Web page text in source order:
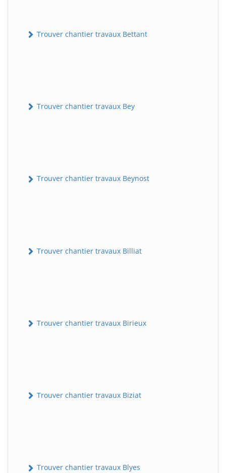
Trouver chantier travaux Bettant
Trouver chantier travaux Bey
Trouver chantier travaux Beynost
Trouver chantier travaux Billiat
Trouver chantier travaux Birieux
Trouver chantier travaux Biziat
Trouver chantier travaux Blyes